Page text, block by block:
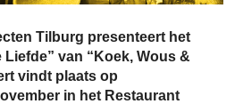
Tilburg presenteert het
Liefde” van “Koek, Wous &
vindt plaats op
in het Restaurant